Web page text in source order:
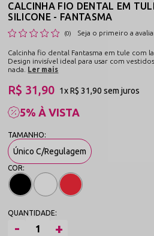
CALCINHA FIO DENTAL EM
SILICONE - FANTASMA
(0) Seja o primeiro a
Calcinha fio dental Fantasma em tule com
Design invisível ideal para usar com
nada.
Ler mais
5% À VISTA
R$ 31,90 1xR$ 31,90sem juros
Único C/Regulagem